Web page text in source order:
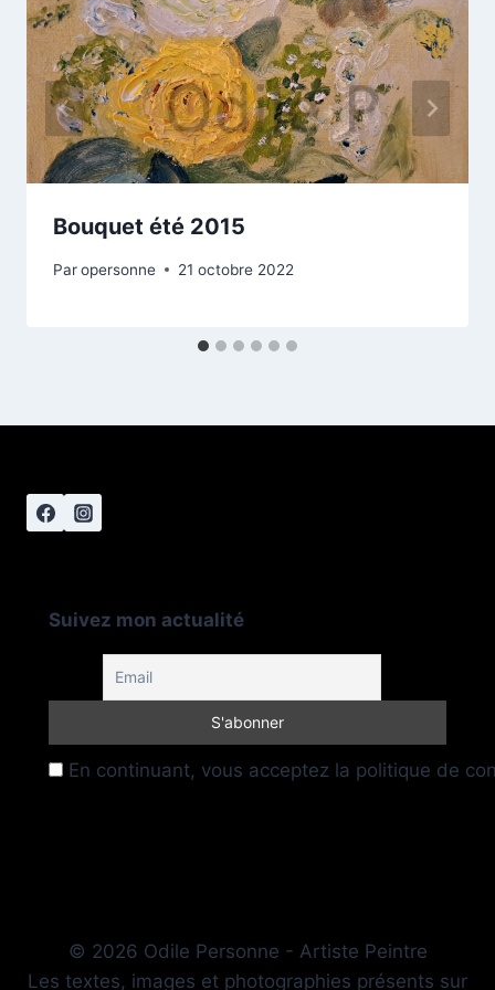
Bouquet été 2015
Paropersonne 21 octobre 2022
Suivez mon actualité
En continuant, vous acceptez la politique de
© 2026 Odile Personne - Artiste Peintre
Les textes, images et photographies présents sur